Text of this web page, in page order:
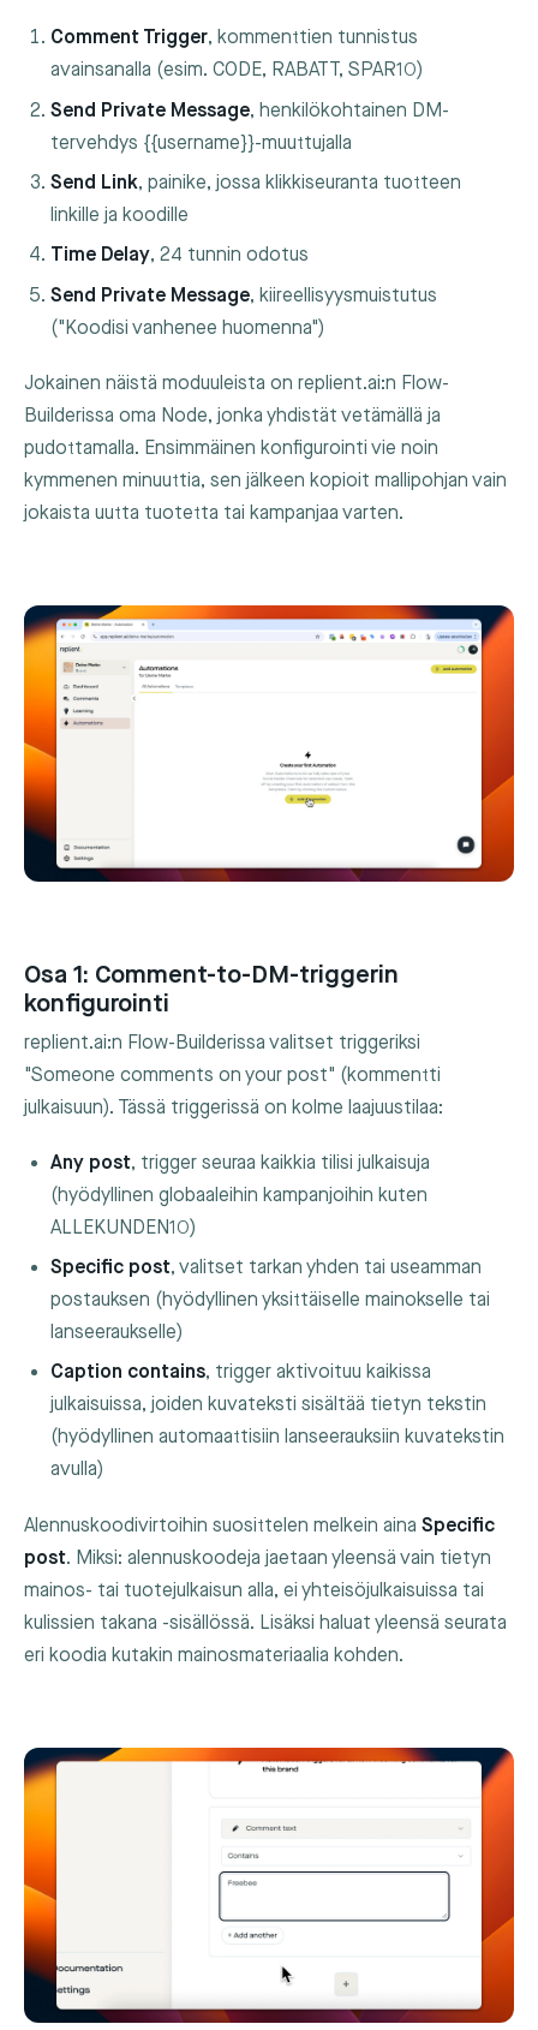
Comment Trigger, kommenttien tunnistus
avainsanalla (esim.CODE, RABATT,SPAR10)
Send Private Message, henkilökohtainen DM-
tervehdys {{username}}-muuttujalla
Send Link, painike, jossa klikkiseuranta tuotteen
linkille ja koodille
Time Delay, 24 tunnin odotus
Send Private Message, kiireellisyysmuistutus
("Koodisi vanhenee huomenna")
Jokainen näistä moduuleista on replient.ai:n Flow-
Builderissa oma Node, jonka yhdistät vetämällä ja
pudottamalla. Ensimmäinen konfigurointi vie noin
kymmenen minuuttia, sen jälkeen kopioit mallipohjan vain
jokaista uutta tuotetta tai kampanjaa varten.
Osa 1: Comment-to-DM-triggerin
konfigurointi
replient.ai:n Flow-Builderissa valitset triggeriksi
"Someone comments on your post" (kommentti
julkaisuun). Tässä triggerissä on kolme laajuustilaa:
Any post, trigger seuraa kaikkia tilisi julkaisuja
(hyödyllinen globaaleihin kampanjoihin kuten
ALLEKUNDEN10)
Specific post, valitset tarkan yhden tai useamman
postauksen (hyödyllinen yksittäiselle mainokselle tai
lanseeraukselle)
Caption contains, trigger aktivoituu kaikissa
julkaisuissa, joiden kuvateksti sisältää tietyn tekstin
(hyödyllinen automaattisiin lanseerauksiin kuvatekstin
avulla)
Alennuskoodivirtoihin suosittelen melkein aina Specific
post. Miksi: alennuskoodeja jaetaan yleensä vain tietyn
mainos- tai tuotejulkaisun alla, ei yhteisöjulkaisuissa tai
kulissien takana -sisällössä. Lisäksi haluat yleensä seurata
eri koodia kutakin mainosmateriaalia kohden.